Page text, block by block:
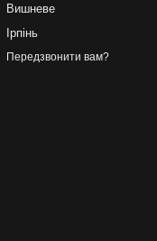
Вишневе
Ірпінь
Передзвонити вам?